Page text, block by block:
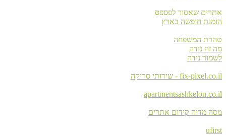
אתרים שאסור לפספס
הזמנת חופשה בארץ
טהרת המשפחה
מה זה נידה
לשמור נידה
fix-pixel.co.il - שירותי סריקה
apartmentsashkelon.co.il
מסה מדיה קידום אתרים
ufirst